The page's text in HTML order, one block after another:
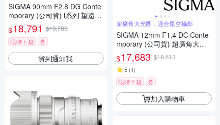
SIGMA 90mm F2.8 DG Conte
mporary (公司貨) i系列 望遠定
焦鏡頭 全片幅無反微單眼鏡頭
$18,791 $19,780
限時下殺
券
貨到通知我
超廣角大光圈，適合星空攝影
SIGMA 12mm F1.4 DC Conte
mporary (公司貨) 超廣角大光
圈定焦鏡 星空鏡 APS-C 無反微
單眼專用鏡頭
$17,683 $18,613
5 (1)
限時下殺 券
加入購物車